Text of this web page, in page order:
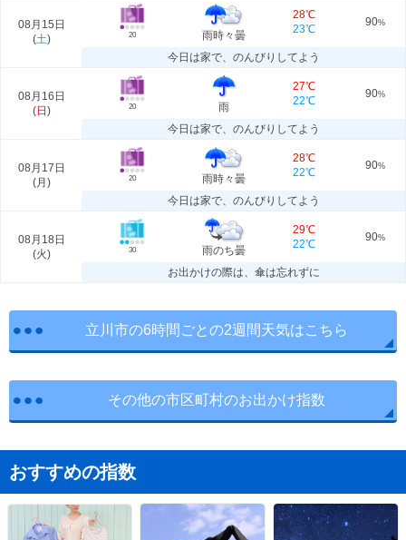
08月15日
(土) 20 雨時々曇
28℃
23℃
90%
今日は家で、のんびりしてよう
08月16日
(日 ) 20 雨
27℃
22℃
90%
今日は家で、のんびりしてよう
08月17日
(月 ) 20 雨時々曇
28℃
22℃
90%
今日は家で、のんびりしてよう
08月18日
(火) 30 雨のち曇
29℃
22℃
90%
お出かけの際は、傘は忘れずに
立川市の6時間ごとの2週間天気はこちら
その他の市区町村のお出かけ指数
おすすめの指数